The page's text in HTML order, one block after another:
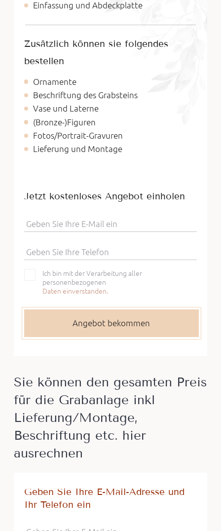
Einfassung und Abdeckplatte
Zusätzlich können sie folgendes
bestellen
Ornamente
Beschriftung des Grabsteins
Vase und Laterne
(Bronze-)Figuren
Fotos/Portrait-Gravuren
Lieferung und Montage
Jetzt kostenloses Angebot einholen
Geben Sie Ihre E-Mail ein
Geben Sie Ihre Telefon
Ich bin mit der Verarbeitung aller
personenbezogenen
Daten einverstanden.
Sie können den gesamten Preis
für die Grabanlage inkl
Lieferung/Montage,
Beschriftung etc. hier
ausrechnen
Geben Sie Ihre E-Mail-Adresse und
Ihr Telefon ein